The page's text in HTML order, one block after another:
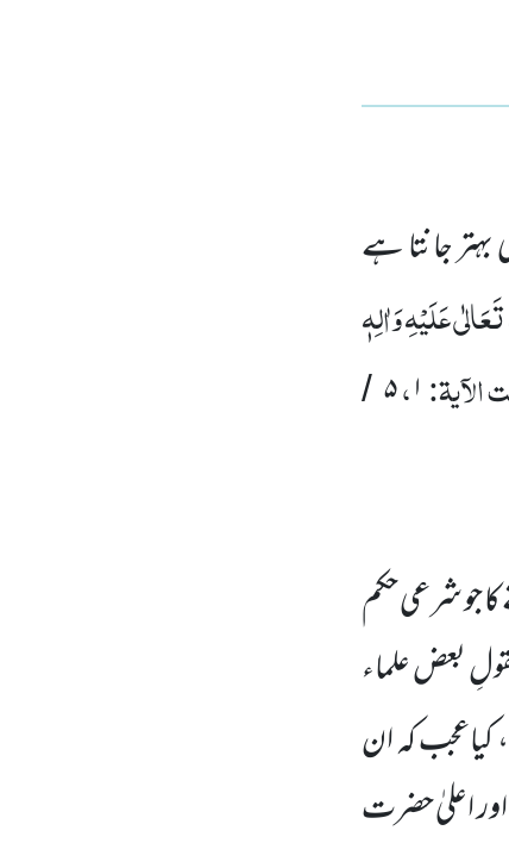
بہتر جانتا ہے
عَلَیْہِ وَاٰلِہٖ
۱،۵/
جو شرعی حکم
بعض علماء
کہ ان
اعلیٰ حضرت